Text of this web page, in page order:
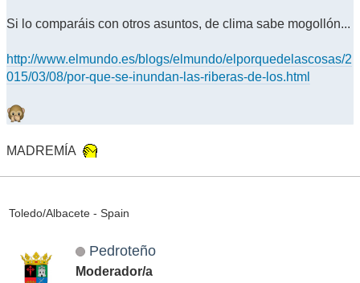
Si lo comparáis con otros asuntos, de clima sabe mogollón...
http://www.elmundo.es/blogs/elmundo/elporquedelascosas/2
015/03/08/por-que-se-inundan-las-riberas-de-los.html
MADREMÍA
Toledo/Albacete - Spain
Pedroteño
Moderador/a